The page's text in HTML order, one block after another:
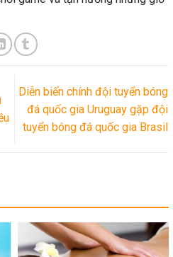
Diễn biến chính đội tuyển bóng
đá quốc gia Uruguay gặp đội
tuyển bóng đá quốc gia Brasil